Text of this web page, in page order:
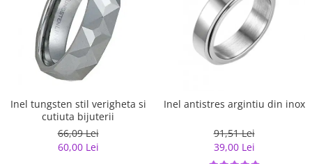
Inel tungsten stil verigheta si
cutiuta bijuterii
66,09 Lei
60,00 Lei
Inel antistres argintiu din inox
91,51 Lei
39,00 Lei